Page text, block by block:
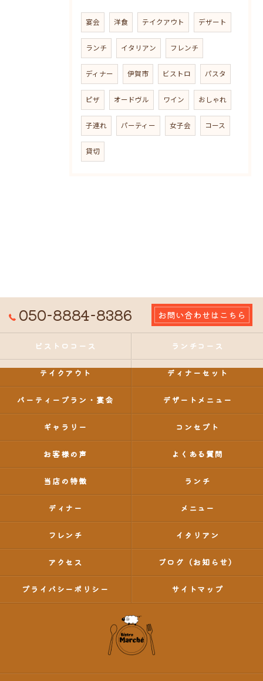
宴会 洋食 テイクアウト デザート
ランチ イタリアン フレンチ
ディナー 伊賀市 ビストロ パスタ
ピザ オードヴル ワイン おしゃれ
子連れ パーティー 女子会 コース
貸切
050-8884-8386 お問い合わせはこちら
ビストロコース ランチコース
テイクアウト ディナーセット
パーティープラン・宴会 デザートメニュー
ギャラリー コンセプト
お客様の声 よくある質問
当店の特徴 ランチ
ディナー メニュー
フレンチ イタリアン
アクセス ブログ（お知らせ）
プライバシーポリシー サイトマップ